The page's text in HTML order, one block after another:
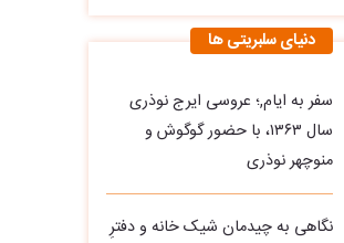
دنیای سلبریتی ها
سفر به ایام,؛ عروسی ایرج نوذری
سال ۱۳۶۳، با حضور گوگوش و
منوچهر نوذری
نگاهی به چیدمان شیک خانه و دفترِ